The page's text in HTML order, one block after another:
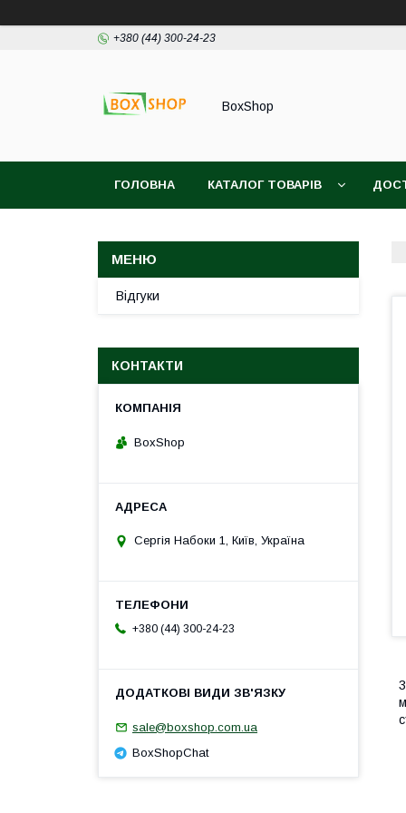
+380 (44) 300-24-23
BoxShop
ГОЛОВНА КАТАЛОГ ТОВАРІВ
Відгуки
КОНТАКТИ
BoxShop
Сергія Набоки 1, Київ, Україна
+380 (44) 300-24-23
sale@boxshop.com.ua
BoxShopChat